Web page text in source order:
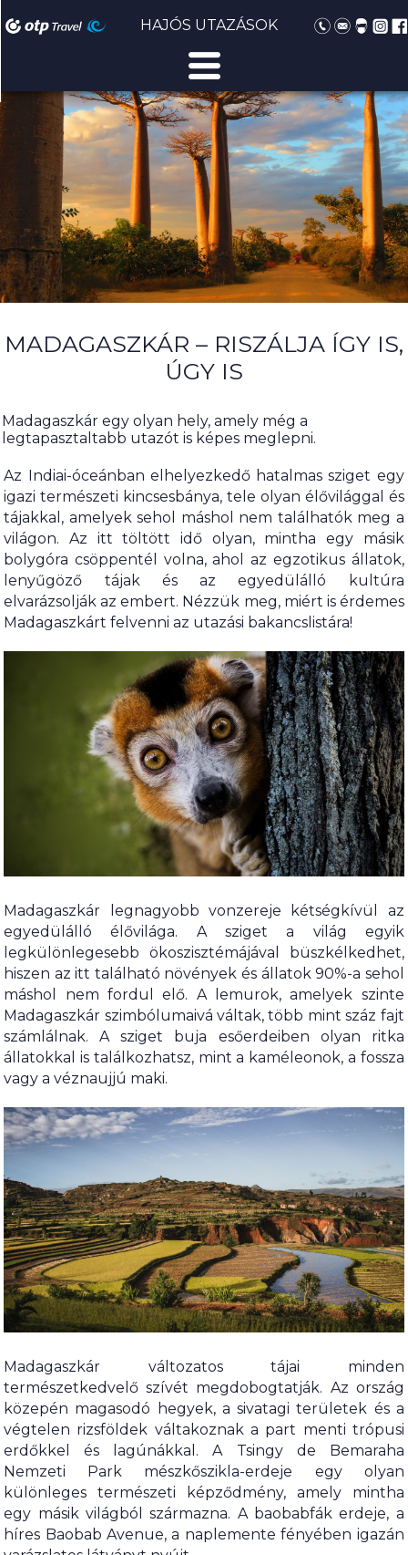
HAJÓS UTAZÁSOK
MADAGASZKÁR – RISZÁLJA ÍGY IS,
ÚGY IS
Madagaszkár egy olyan hely, amely még a
legtapasztaltabb utazót is képes meglepni.
Az Indiai-óceánban elhelyezkedő hatalmas sziget egy
igazi természeti kincsesbánya, tele olyan élővilággal és
tájakkal, amelyek sehol máshol nem találhatók meg a
világon. Az itt töltött idő olyan, mintha egy másik
bolygóra csöppentél volna, ahol az egzotikus állatok,
lenyűgöző tájak és az egyedülálló kultúra
elvarázsolják az embert. Nézzük meg, miért is érdemes
Madagaszkárt felvenni az utazási bakancslistára!
Madagaszkár legnagyobb vonzereje kétségkívül az
egyedülálló élővilága. A sziget a világ egyik
legkülönlegesebb ökoszisztémájával büszkélkedhet,
hiszen az itt található növények és állatok 90%-a sehol
máshol nem fordul elő. A lemurok, amelyek szinte
Madagaszkár szimbólumaivá váltak, több mint száz fajt
számlálnak. A sziget buja esőerdeiben olyan ritka
állatokkal is találkozhatsz, mint a kaméleonok, a fossza
vagy a véznaujjú maki.
Madagaszkár változatos tájai minden
természetkedvelő szívét megdobogtatják. Az ország
közepén magasodó hegyek, a sivatagi területek és a
végtelen rizsföldek váltakoznak a part menti trópusi
erdőkkel és lagúnákkal. A Tsingy de Bemaraha
Nemzeti Park mészkőszikla-erdeje egy olyan
különleges természeti képződmény, amely mintha
egy másik világból származna. A baobabfák erdeje, a
híres Baobab Avenue, a naplemente fényében igazán